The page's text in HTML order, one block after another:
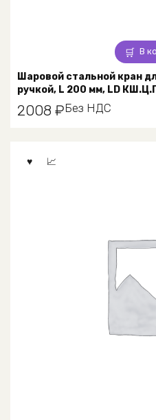
В
Шаровой стальной кран
ручкой, L 200 мм, LD
2008 ₽Без НДС